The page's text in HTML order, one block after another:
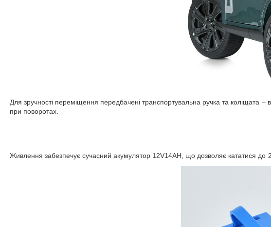
Для зручності переміщення передбачені транспортувальна ручка та коліщата –
при поворотах.
Живлення забезпечує сучасний акумулятор 12V14AH, що дозволяє кататися